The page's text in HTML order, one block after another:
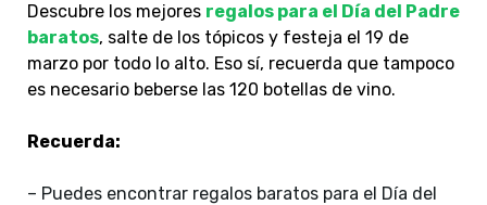
Descubre los mejores regalos para el Día del Padre
baratos, salte de los tópicos y festeja el 19 de
marzo por todo lo alto. Eso sí, recuerda que tampoco
es necesario beberse las 120 botellas de vino.
Recuerda:
– Puedes encontrar regalos baratos para el Día del